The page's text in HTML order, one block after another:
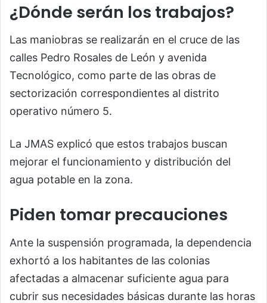
¿Dónde serán los trabajos?
Las maniobras se realizarán en el cruce de las
calles Pedro Rosales de León y avenida
Tecnológico, como parte de las obras de
sectorización correspondientes al distrito
operativo número 5.
La JMAS explicó que estos trabajos buscan
mejorar el funcionamiento y distribución del
agua potable en la zona.
Piden tomar precauciones
Ante la suspensión programada, la dependencia
exhortó a los habitantes de las colonias
afectadas a almacenar suficiente agua para
cubrir sus necesidades básicas durante las horas